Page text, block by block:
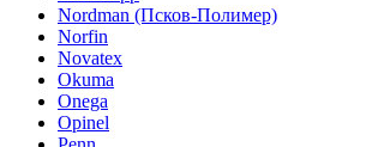
Nordman (Псков-Полимер)
Norfin
Novatex
Okuma
Onega
Opinel